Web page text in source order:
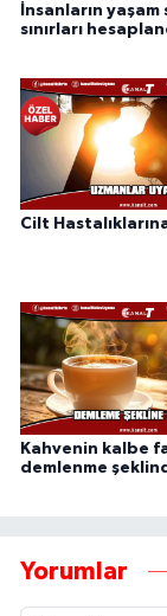
İnsanların
sınırları
Cilt
Kahvenin kalbe
demlenme
Yorumlar